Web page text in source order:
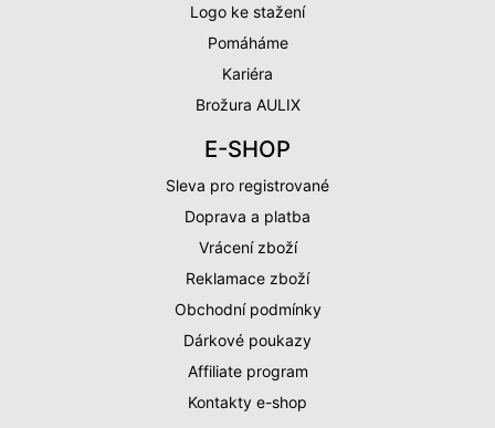
Logo ke stažení
Pomáháme
Kariéra
Brožura AULIX
E-SHOP
Sleva pro registrované
Doprava a platba
Vrácení zboží
Reklamace zboží
Obchodní podmínky
Dárkové poukazy
Affiliate program
Kontakty e-shop